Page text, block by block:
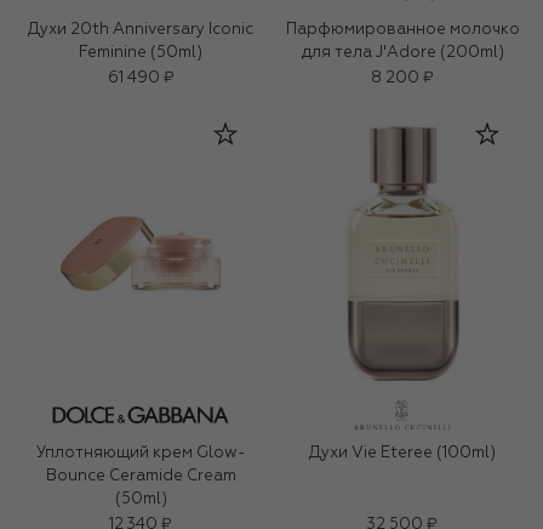
Духи 20th Anniversary Iconic
Feminine (50ml)
61 490 ₽
Парфюмированное молочко
для тела J'Adore (200ml)
8 200 ₽
Уплотняющий крем Glow-
Bounce Ceramide Cream
(50ml)
12 340 ₽
Духи Vie Eteree (100ml)
32 500 ₽